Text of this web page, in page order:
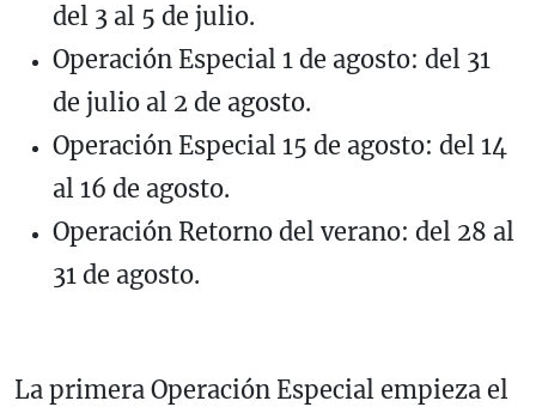
del 3 al 5 de julio.
Operación Especial 1 de agosto: del 31
de julio al 2 de agosto.
Operación Especial 15 de agosto: del 14
al 16 de agosto.
Operación Retorno del verano: del 28 al
31 de agosto.
La primera Operación Especial empieza el